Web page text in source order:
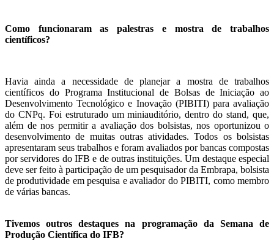
Como funcionaram as palestras e mostra de trabalhos
científicos?
Havia ainda a necessidade de planejar a mostra de trabalhos
científicos do Programa Institucional de Bolsas de Iniciação ao
Desenvolvimento Tecnológico e Inovação (PIBITI) para avaliação
do CNPq. Foi estruturado um miniauditório, dentro do stand, que,
além de nos permitir a avaliação dos bolsistas, nos oportunizou o
desenvolvimento de muitas outras atividades. Todos os bolsistas
apresentaram seus trabalhos e foram avaliados por bancas compostas
por servidores do IFB e de outras instituições. Um destaque especial
deve ser feito à participação de um pesquisador da Embrapa, bolsista
de produtividade em pesquisa e avaliador do PIBITI, como membro
de várias bancas.
Tivemos outros destaques na programação da Semana de
Produção Científica do IFB?